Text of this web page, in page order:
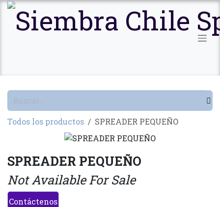
Ir al contenido
Todos los productos SPREADER PEQUEÑO
SPREADER PEQUEÑO
Not Available For Sale
Contáctenos